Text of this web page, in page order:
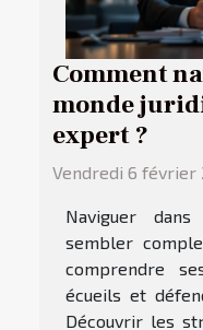
Comment
monde
expert ?
Vendredi 6 février
Naviguer
sembler
comprendre
écueils et
Découvrir les